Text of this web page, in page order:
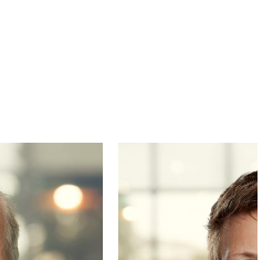
over
(Neem
contact